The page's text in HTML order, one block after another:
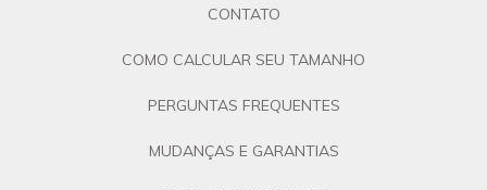
CONTATO
COMO CALCULAR SEU TAMANHO
PERGUNTAS FREQUENTES
MUDANÇAS E GARANTIAS